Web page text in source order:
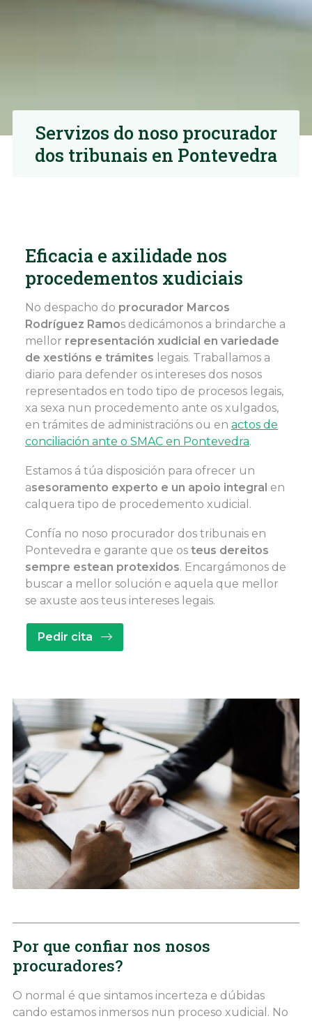
Servizos do noso procurador
dos tribunais en Pontevedra
Eficacia e axilidade nos
procedementos xudiciais
No despacho do procurador Marcos
Rodríguez Ramos dedicámonos a brindarche a
mellor representación xudicial en variedade
de xestións e trámites legais. Traballamos a
diario para defender os intereses dos nosos
representados en todo tipo de procesos legais,
xa sexa nun procedemento ante os xulgados,
en trámites de administracións ou en actos de
conciliación ante o SMAC en Pontevedra.
Estamos á túa disposición para ofrecer un
asesoramento experto e un apoio integral en
calquera tipo de procedemento xudicial.
Confía no noso procurador dos tribunais en
Pontevedra e garante que os teus dereitos
sempre estean protexidos. Encargámonos de
buscar a mellor solución e aquela que mellor
se axuste aos teus intereses legais.
Pedir cita
Por que confiar nos nosos
procuradores?
O normal é que sintamos incerteza e dúbidas
cando estamos inmersos nun proceso xudicial. No